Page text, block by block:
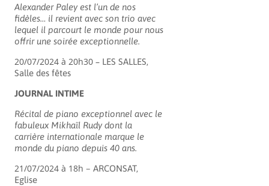
Alexander Paley est l’un de nos
fidèles… il revient avec son trio avec
lequel il parcourt le monde pour nous
offrir une soirée exceptionnelle.
20/07/2024 à 20h30 – LES SALLES,
Salle des fêtes
JOURNAL INTIME
Récital de piano exceptionnel avec le
fabuleux Mikhaïl Rudy dont la
carrière internationale marque le
monde du piano depuis 40 ans.
21/07/2024 à 18h – ARCONSAT,
Eglise